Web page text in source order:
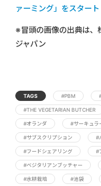
ァーミング」をスタート
※冒頭の画像の出典は、
ジャパン
TAGS #PBM
#THE VEGETARIAN BUTCHER
#オランダ #サーキュラ
#サブスクリプション #
#フードシェアリング #
#ベジタリアンブッチャー
#水耕栽培 #池袋